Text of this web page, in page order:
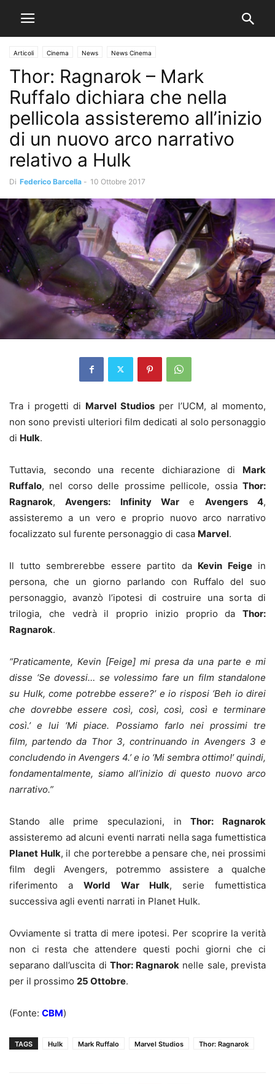
Articoli Cinema News News Cinema
Thor: Ragnarok – Mark
Ruffalo dichiara che nella
pellicola assisteremo all’inizio
di un nuovo arco narrativo
relativo a Hulk
Di Federico Barcella - 10 Ottobre 2017
Tra i progetti di Marvel Studios per l’UCM, al momento,
non sono previsti ulteriori film dedicati al solo personaggio
di Hulk.
Tuttavia, secondo una recente dichiarazione di Mark
Ruffalo, nel corso delle prossime pellicole, ossia Thor:
Ragnarok,Avengers: Infinity War e Avengers 4,
assisteremo a un vero e proprio nuovo arco narrativo
focalizzato sul furente personaggio di casa Marvel.
Il tutto sembrerebbe essere partito da Kevin Feigein
persona, che un giorno parlando con Ruffalo del suo
personaggio, avanzò l’ipotesi di costruire una sorta di
trilogia, che vedrà il proprio inizio proprio da Thor:
Ragnarok.
“Praticamente, Kevin [Feige] mi presa da una parte e mi
disse ‘Se dovessi… se volessimo fare un film standalone
su Hulk, come potrebbe essere?’ e io risposi ‘Beh io direi
che dovrebbe essere così, così, così, così e terminare
così.’ e lui ‘Mi piace. Possiamo farlo nei prossimi tre
film, partendo da Thor 3, contrinuando in Avengers 3 e
concludendo in Avengers 4.’ e io ‘Mi sembra ottimo!’ quindi,
fondamentalmente, siamo all’inizio di questo nuovo arco
narrativo.”
Stando alle prime speculazioni, inThor: Ragnarok
assisteremo ad alcuni eventi narrati nella saga fumettistica
Planet Hulk, il che porterebbe a pensare che, nei prossimi
film degli Avengers, potremmo assistere a qualche
riferimento aWorld War Hulk, serie fumettistica
successiva agli eventi narrati in Planet Hulk.
Ovviamente si tratta di mere ipotesi. Per scoprire la verità
non ci resta che attendere questi pochi giorni che ci
separano dall’uscita di Thor: Ragnarok nelle sale, prevista
per il prossimo 25 Ottobre.
(Fonte: CBM)
TAGS Hulk Mark Ruffalo Marvel Studios Thor: Ragnarok